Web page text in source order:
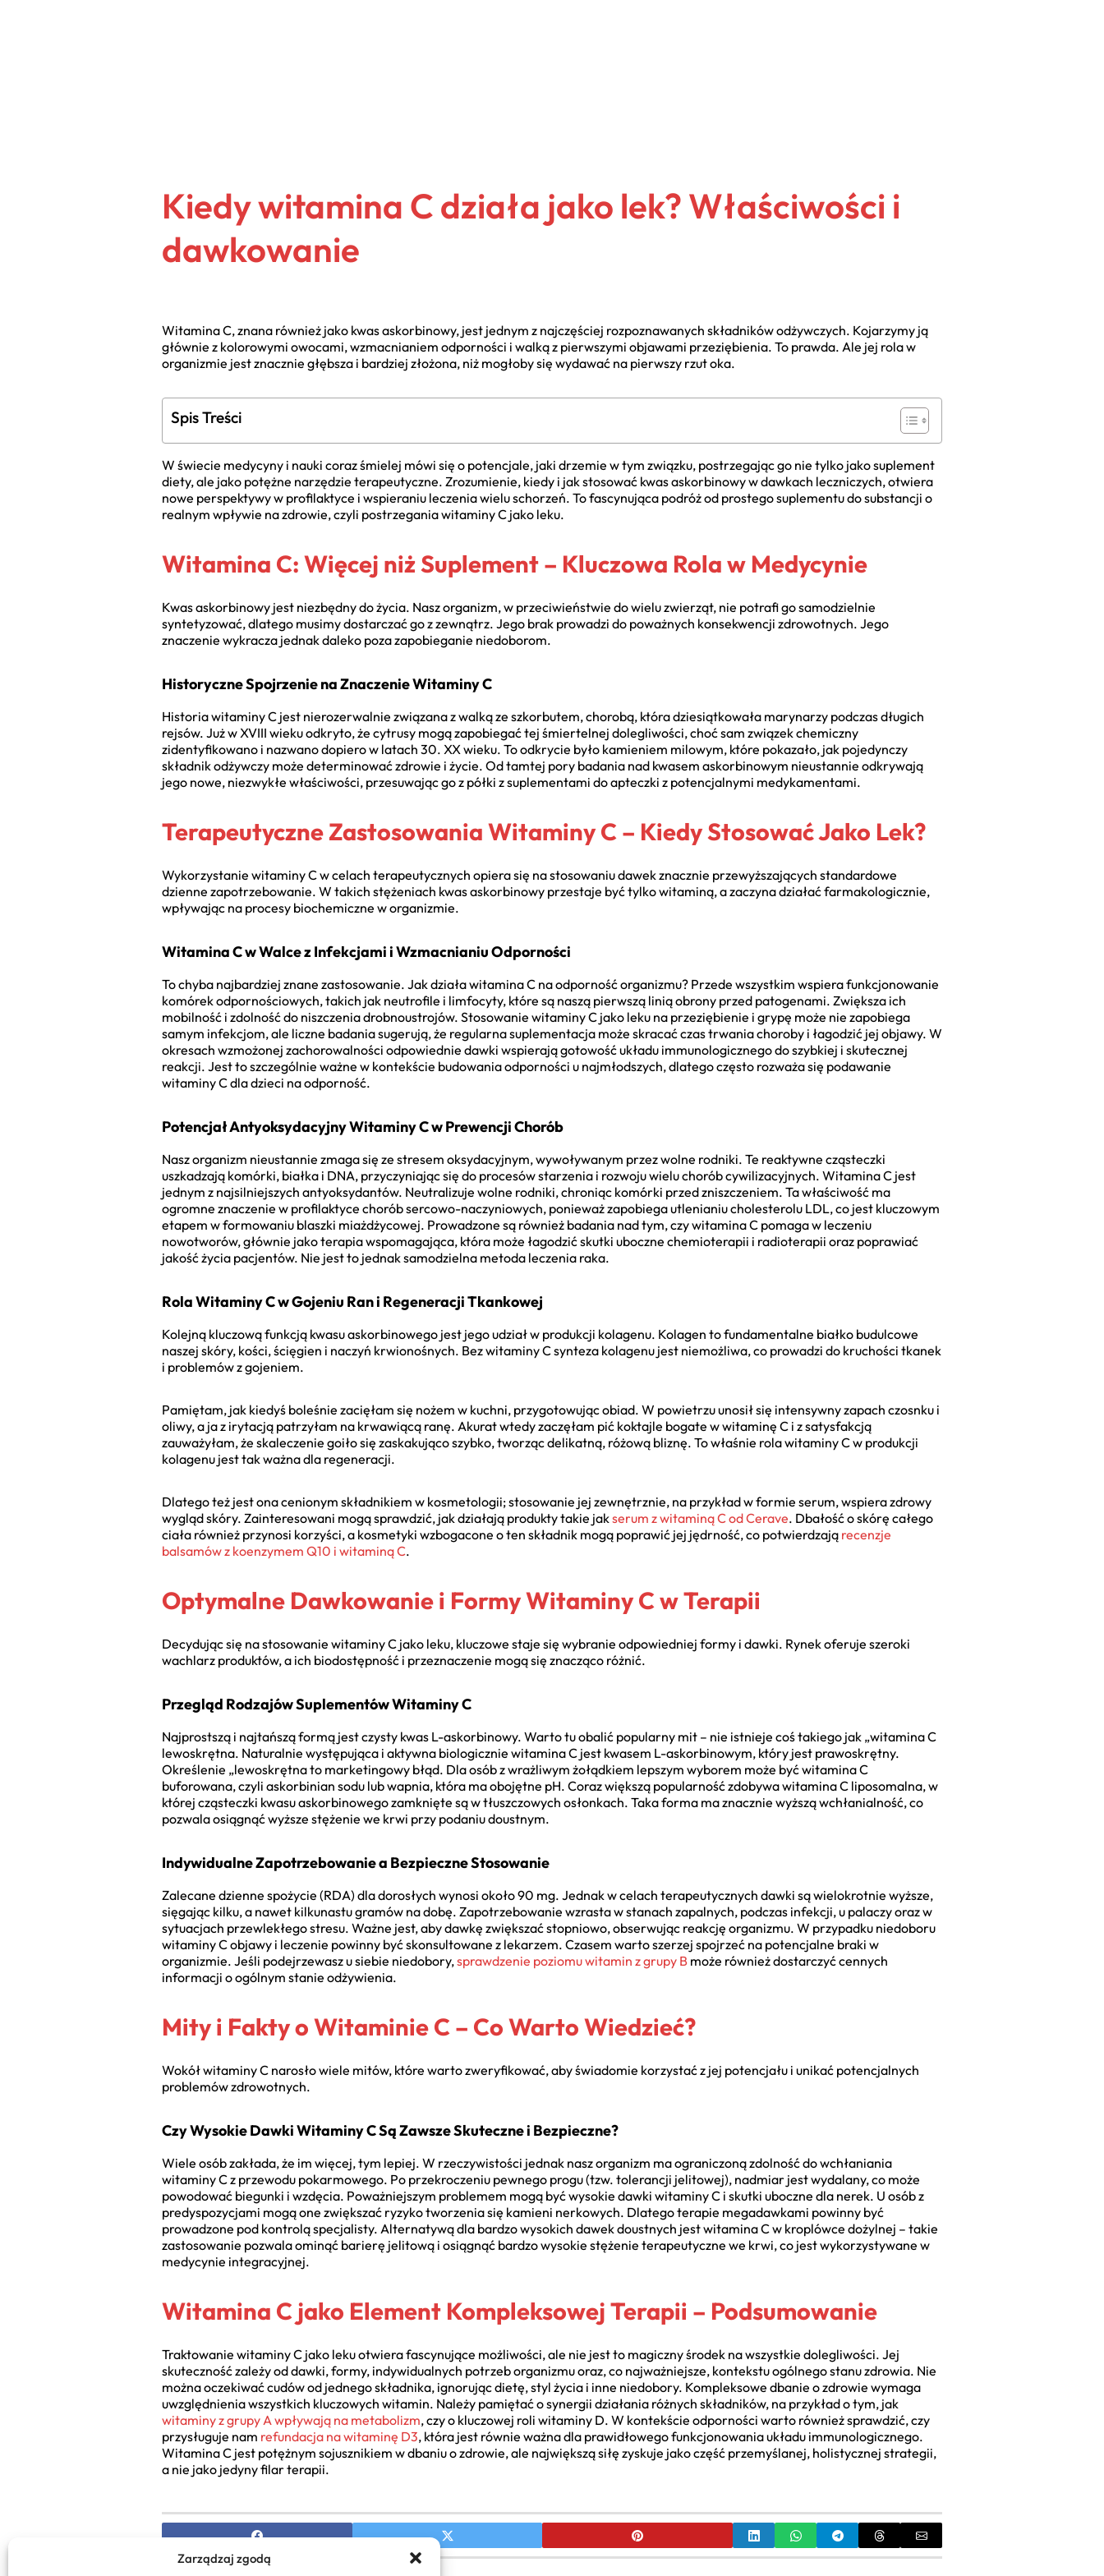
Zarządzaj zgodą
Kiedy witamina C działa jako lek? Właściwości i
dawkowanie
Witamina C, znana również jako kwas askorbinowy, jest jednym z najczęściej rozpoznawanych składników odżywczych. Kojarzymy ją
głównie z kolorowymi owocami, wzmacnianiem odporności i walką z pierwszymi objawami przeziębienia. To prawda. Ale jej rola w
organizmie jest znacznie głębsza i bardziej złożona, niż mogłoby się wydawać na pierwszy rzut oka.
Spis Treści
W świecie medycyny i nauki coraz śmielej mówi się o potencjale, jaki drzemie w tym związku, postrzegając go nie tylko jako suplement
diety, ale jako potężne narzędzie terapeutyczne. Zrozumienie, kiedy i jak stosować kwas askorbinowy w dawkach leczniczych, otwiera
nowe perspektywy w profilaktyce i wspieraniu leczenia wielu schorzeń. To fascynująca podróż od prostego suplementu do substancji o
realnym wpływie na zdrowie, czyli postrzegania witaminy C jako leku.
Witamina C: Więcej niż Suplement – Kluczowa Rola w Medycynie
Kwas askorbinowy jest niezbędny do życia. Nasz organizm, w przeciwieństwie do wielu zwierząt, nie potrafi go samodzielnie
syntetyzować, dlatego musimy dostarczać go z zewnątrz. Jego brak prowadzi do poważnych konsekwencji zdrowotnych. Jego
znaczenie wykracza jednak daleko poza zapobieganie niedoborom.
Historyczne Spojrzenie na Znaczenie Witaminy C
Historia witaminy C jest nierozerwalnie związana z walką ze szkorbutem, chorobą, która dziesiątkowała marynarzy podczas długich
rejsów. Już w XVIII wieku odkryto, że cytrusy mogą zapobiegać tej śmiertelnej dolegliwości, choć sam związek chemiczny
zidentyfikowano i nazwano dopiero w latach 30. XX wieku. To odkrycie było kamieniem milowym, które pokazało, jak pojedynczy
składnik odżywczy może determinować zdrowie i życie. Od tamtej pory badania nad kwasem askorbinowym nieustannie odkrywają
jego nowe, niezwykłe właściwości, przesuwając go z półki z suplementami do apteczki z potencjalnymi medykamentami.
Terapeutyczne Zastosowania Witaminy C – Kiedy Stosować Jako Lek?
Wykorzystanie witaminy C w celach terapeutycznych opiera się na stosowaniu dawek znacznie przewyższających standardowe
dzienne zapotrzebowanie. W takich stężeniach kwas askorbinowy przestaje być tylko witaminą, a zaczyna działać farmakologicznie,
wpływając na procesy biochemiczne w organizmie.
Witamina C w Walce z Infekcjami i Wzmacnianiu Odporności
To chyba najbardziej znane zastosowanie. Jak działa witamina C na odporność organizmu? Przede wszystkim wspiera funkcjonowanie
komórek odpornościowych, takich jak neutrofile i limfocyty, które są naszą pierwszą linią obrony przed patogenami. Zwiększa ich
mobilność i zdolność do niszczenia drobnoustrojów. Stosowanie witaminy C jako leku na przeziębienie i grypę może nie zapobiega
samym infekcjom, ale liczne badania sugerują, że regularna suplementacja może skracać czas trwania choroby i łagodzić jej objawy. W
okresach wzmożonej zachorowalności odpowiednie dawki wspierają gotowość układu immunologicznego do szybkiej i skutecznej
reakcji. Jest to szczególnie ważne w kontekście budowania odporności u najmłodszych, dlatego często rozważa się podawanie
witaminy C dla dzieci na odporność.
Potencjał Antyoksydacyjny Witaminy C w Prewencji Chorób
Nasz organizm nieustannie zmaga się ze stresem oksydacyjnym, wywoływanym przez wolne rodniki. Te reaktywne cząsteczki
uszkadzają komórki, białka i DNA, przyczyniając się do procesów starzenia i rozwoju wielu chorób cywilizacyjnych. Witamina C jest
jednym z najsilniejszych antyoksydantów. Neutralizuje wolne rodniki, chroniąc komórki przed zniszczeniem. Ta właściwość ma
ogromne znaczenie w profilaktyce chorób sercowo-naczyniowych, ponieważ zapobiega utlenianiu cholesterolu LDL, co jest kluczowym
etapem w formowaniu blaszki miażdżycowej. Prowadzone są również badania nad tym, czy witamina C pomaga w leczeniu
nowotworów, głównie jako terapia wspomagająca, która może łagodzić skutki uboczne chemioterapii i radioterapii oraz poprawiać
jakość życia pacjentów. Nie jest to jednak samodzielna metoda leczenia raka.
Rola Witaminy C w Gojeniu Ran i Regeneracji Tkankowej
Kolejną kluczową funkcją kwasu askorbinowego jest jego udział w produkcji kolagenu. Kolagen to fundamentalne białko budulcowe
naszej skóry, kości, ścięgien i naczyń krwionośnych. Bez witaminy C synteza kolagenu jest niemożliwa, co prowadzi do kruchości tkanek
i problemów z gojeniem.
Pamiętam, jak kiedyś boleśnie zacięłam się nożem w kuchni, przygotowując obiad. W powietrzu unosił się intensywny zapach czosnku i
oliwy, a ja z irytacją patrzyłam na krwawiącą ranę. Akurat wtedy zaczęłam pić koktajle bogate w witaminę C i z satysfakcją
zauważyłam, że skaleczenie goiło się zaskakująco szybko, tworząc delikatną, różową bliznę. To właśnie rola witaminy C w produkcji
kolagenu jest tak ważna dla regeneracji.
Dlatego też jest ona cenionym składnikiem w kosmetologii; stosowanie jej zewnętrznie, na przykład w formie serum, wspiera zdrowy
wygląd skóry. Zainteresowani mogą sprawdzić, jak działają produkty takie jakserum z witaminą C od Cerave. Dbałość o skórę całego
ciała również przynosi korzyści, a kosmetyki wzbogacone o ten składnik mogą poprawić jej jędrność, co potwierdzają recenzje
balsamów z koenzymem Q10 i witaminą C.
Optymalne Dawkowanie i Formy Witaminy C w Terapii
Decydując się na stosowanie witaminy C jako leku, kluczowe staje się wybranie odpowiedniej formy i dawki. Rynek oferuje szeroki
wachlarz produktów, a ich biodostępność i przeznaczenie mogą się znacząco różnić.
Przegląd Rodzajów Suplementów Witaminy C
Najprostszą i najtańszą formą jest czysty kwas L-askorbinowy. Warto tu obalić popularny mit – nie istnieje coś takiego jak „witamina C
lewoskrętna. Naturalnie występująca i aktywna biologicznie witamina C jest kwasem L-askorbinowym, który jest prawoskrętny.
Określenie „lewoskrętna to marketingowy błąd. Dla osób z wrażliwym żołądkiem lepszym wyborem może być witamina C
buforowana, czyli askorbinian sodu lub wapnia, która ma obojętne pH. Coraz większą popularność zdobywa witamina C liposomalna, w
której cząsteczki kwasu askorbinowego zamknięte są w tłuszczowych osłonkach. Taka forma ma znacznie wyższą wchłanialność, co
pozwala osiągnąć wyższe stężenie we krwi przy podaniu doustnym.
Indywidualne Zapotrzebowanie a Bezpieczne Stosowanie
Zalecane dzienne spożycie (RDA) dla dorosłych wynosi około 90 mg. Jednak w celach terapeutycznych dawki są wielokrotnie wyższe,
sięgając kilku, a nawet kilkunastu gramów na dobę. Zapotrzebowanie wzrasta w stanach zapalnych, podczas infekcji, u palaczy oraz w
sytuacjach przewlekłego stresu. Ważne jest, aby dawkę zwiększać stopniowo, obserwując reakcję organizmu. W przypadku niedoboru
witaminy C objawy i leczenie powinny być skonsultowane z lekarzem. Czasem warto szerzej spojrzeć na potencjalne braki w
organizmie. Jeśli podejrzewasz u siebie niedobory,sprawdzenie poziomu witamin z grupy B może również dostarczyć cennych
informacji o ogólnym stanie odżywienia.
Mity i Fakty o Witaminie C – Co Warto Wiedzieć?
Wokół witaminy C narosło wiele mitów, które warto zweryfikować, aby świadomie korzystać z jej potencjału i unikać potencjalnych
problemów zdrowotnych.
Czy Wysokie Dawki Witaminy C Są Zawsze Skuteczne i Bezpieczne?
Wiele osób zakłada, że im więcej, tym lepiej. W rzeczywistości jednak nasz organizm ma ograniczoną zdolność do wchłaniania
witaminy C z przewodu pokarmowego. Po przekroczeniu pewnego progu (tzw. tolerancji jelitowej), nadmiar jest wydalany, co może
powodować biegunki i wzdęcia. Poważniejszym problemem mogą być wysokie dawki witaminy C i skutki uboczne dla nerek. U osób z
predyspozycjami mogą one zwiększać ryzyko tworzenia się kamieni nerkowych. Dlatego terapie megadawkami powinny być
prowadzone pod kontrolą specjalisty. Alternatywą dla bardzo wysokich dawek doustnych jest witamina C w kroplówce dożylnej – takie
zastosowanie pozwala ominąć barierę jelitową i osiągnąć bardzo wysokie stężenie terapeutyczne we krwi, co jest wykorzystywane w
medycynie integracyjnej.
Witamina C jako Element Kompleksowej Terapii – Podsumowanie
Traktowanie witaminy C jako leku otwiera fascynujące możliwości, ale nie jest to magiczny środek na wszystkie dolegliwości. Jej
skuteczność zależy od dawki, formy, indywidualnych potrzeb organizmu oraz, co najważniejsze, kontekstu ogólnego stanu zdrowia. Nie
można oczekiwać cudów od jednego składnika, ignorując dietę, styl życia i inne niedobory. Kompleksowe dbanie o zdrowie wymaga
uwzględnienia wszystkich kluczowych witamin. Należy pamiętać o synergii działania różnych składników, na przykład o tym, jak
witaminy z grupy A wpływają na metabolizm, czy o kluczowej roli witaminy D. W kontekście odporności warto również sprawdzić, czy
przysługuje nam refundacja na witaminę D3, która jest równie ważna dla prawidłowego funkcjonowania układu immunologicznego.
Witamina C jest potężnym sojusznikiem w dbaniu o zdrowie, ale największą siłę zyskuje jako część przemyślanej, holistycznej strategii,
a nie jako jedyny filar terapii.